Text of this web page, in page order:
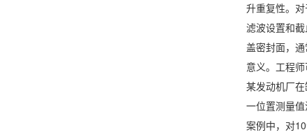
升重复性。
滤波设置和
盖密封面，
意义。工程
某发动机厂
一位置测量
案例中，对